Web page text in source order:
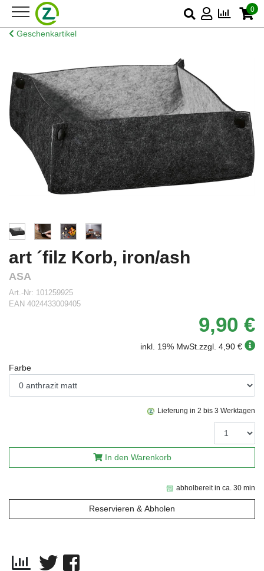
0
Geschenkartikel
art ´filz Korb, iron/ash
ASA
Art.-Nr: 101259925
EAN 4024433009405
9,90 €
inkl. 19% MwSt.zzgl. 4,90 €
Farbe
abholbereit in ca. 30 min
Reservieren & Abholen
Lieferung in 2 bis 3 Werktagen
In den Warenkorb